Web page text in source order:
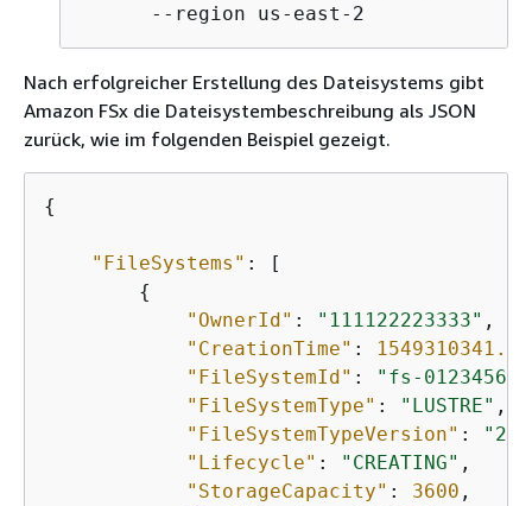
      --region us-east-2
Nach erfolgreicher Erstellung des Dateisystems gibt
Amazon FSx die Dateisystembeschreibung als JSON
zurück, wie im folgenden Beispiel gezeigt.
{
"FileSystems" : [
{
"OwnerId" : "111122223333" ,
"CreationTime" :
"FileSystemId" :
"fs-
"FileSystemType" : "LUSTRE" ,
"FileSystemTypeVersion" :
"Lifecycle" : "CREATING" ,
"StorageCapacity" : 3600 ,